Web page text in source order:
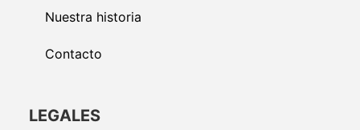
Nuestra historia
Contacto
LEGALES